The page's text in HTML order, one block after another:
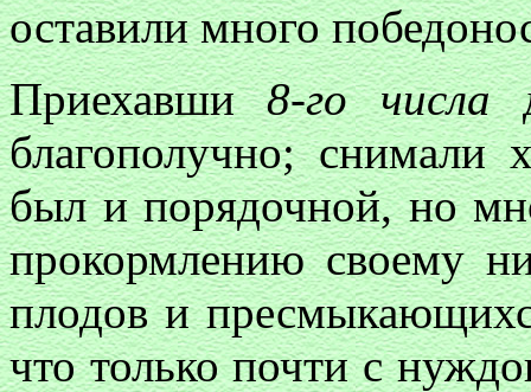
оставили много
Приехавши8-го числа
благополучно;
был и порядочной, но
прокормлению своему
плодов и
что только почти с